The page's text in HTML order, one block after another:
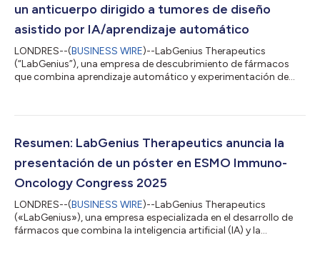
un anticuerpo dirigido a tumores de diseño
asistido por IA/aprendizaje automático
LONDRES--(BUSINESS WIRE)--LabGenius Therapeutics
(“LabGenius”), una empresa de descubrimiento de fármacos
que combina aprendizaje automático y experimentación de
opción y licencia plurianual con LG Chem. El comunicado en el
traducción es solamente un medio de ayuda y deberá ser
comparada con el texto en idioma origi...
Resumen: LabGenius Therapeutics anuncia la
presentación de un póster en ESMO Immuno-
Oncology Congress 2025
LONDRES--(BUSINESS WIRE)--LabGenius Therapeutics
(«LabGenius»), una empresa especializada en el desarrollo de
fármacos que combina la inteligencia artificial (IA) y la